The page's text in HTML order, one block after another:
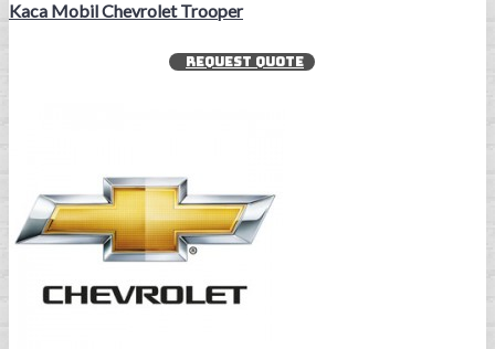
Kaca Mobil Chevrolet Trooper
REQUEST QUOTE